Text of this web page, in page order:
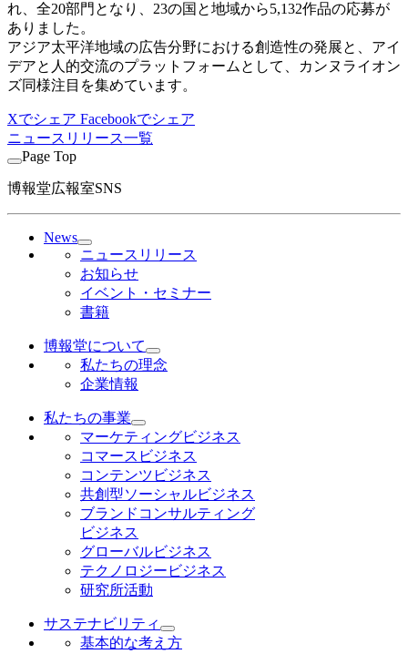
れ、全20部門となり、23の国と地域から5,132作品の応募が
ありました。
アジア太平洋地域の広告分野における創造性の発展と、アイ
デアと人的交流のプラットフォームとして、カンヌライオン
ズ同様注目を集めています。
Xでシェア Facebookでシェア
ニュースリリース一覧
Page Top
博報堂広報室SNS
News
ニュースリリース
お知らせ
イベント・セミナー
書籍
博報堂について
私たちの理念
企業情報
私たちの事業
マーケティングビジネス
コマースビジネス
コンテンツビジネス
共創型ソーシャルビジネス
ブランドコンサルティング
ビジネス
グローバルビジネス
テクノロジービジネス
研究所活動
サステナビリティ
基本的な考え方